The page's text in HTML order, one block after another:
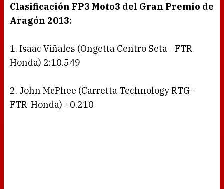
Clasificación FP3 Moto3 del Gran Premio de
Aragón 2013:
1. Isaac Viñales (Ongetta Centro Seta - FTR-
Honda) 2:10.549
2. John McPhee (Carretta Technology RTG -
FTR-Honda) +0.210